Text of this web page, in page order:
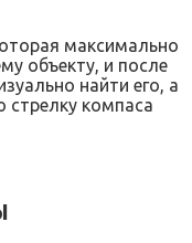
максимально
объекту, и после
найти его, а
стрелку компаса